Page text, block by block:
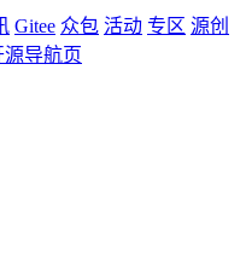
Gitee 众包 活动 专区 源创
源导航页